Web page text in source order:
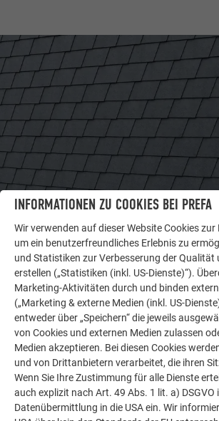
LASSEN SIE SICH INSPIRIEREN
WEITERE OBJEKTE
Die PREFA Referenzgalerie zeigt, wie
Aluminium eingesetzt werden kann.
weitere beeindruckende Projekte mit
PREFA Aluminiumlösungen für Dach,
Fassade.
MEHR REFERENZEN ANSEHEN
INFORMATIONEN ZU COOKIES BEI PREFA
Wir verwenden auf dieser Website Cookies
um ein benutzerfreundliches Erlebnis zu
und Statistiken zur Verbesserung der Qualität
erstellen („Statistiken (inkl. US-Dienste)“).
Marketing-Aktivitäten durch und binden
(„Marketing & externe Medien (inkl. US-
entweder über „Speichern“ die jeweils
von Cookies und externen Medien zulassen
Medien akzeptieren. Bei diesen Cookies
und von Drittanbietern verarbeitet, die ihren
Wenn Sie Ihre Zustimmung für alle Dienste
auch explizit nach Art. 49 Abs. 1 lit. a) DSGVO
Datenübermittlung in die USA ein. Wir